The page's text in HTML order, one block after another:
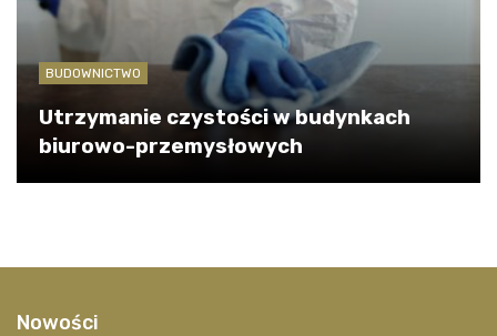
BUDOWNICTWO
Utrzymanie czystości w budynkach
biurowo-przemysłowych
Nowości